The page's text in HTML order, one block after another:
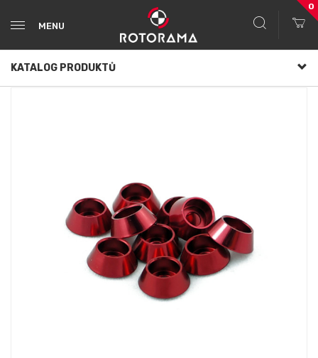
MENU
0
KATALOG PRODUKTŮ